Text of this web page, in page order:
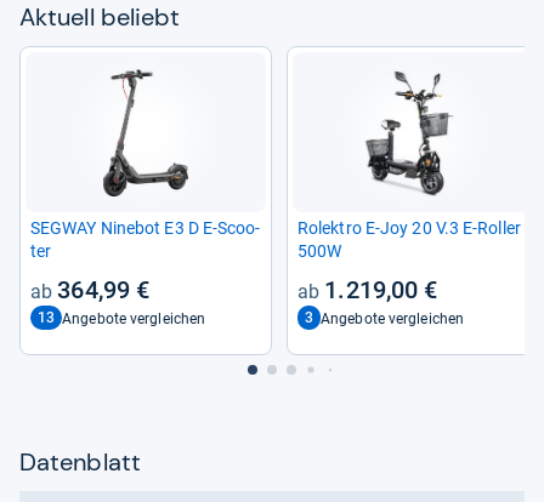
Aktu­ell beliebt
SEG­WAY Nine­bot E3 D E-​Scoo­
ter
364,99 €
13 Angebote vergleichen
Rolek­tro E-​Joy 20 V.3 E-​Rol­ler
500W
1.219,00 €
3 Angebote vergleichen
Datenblatt